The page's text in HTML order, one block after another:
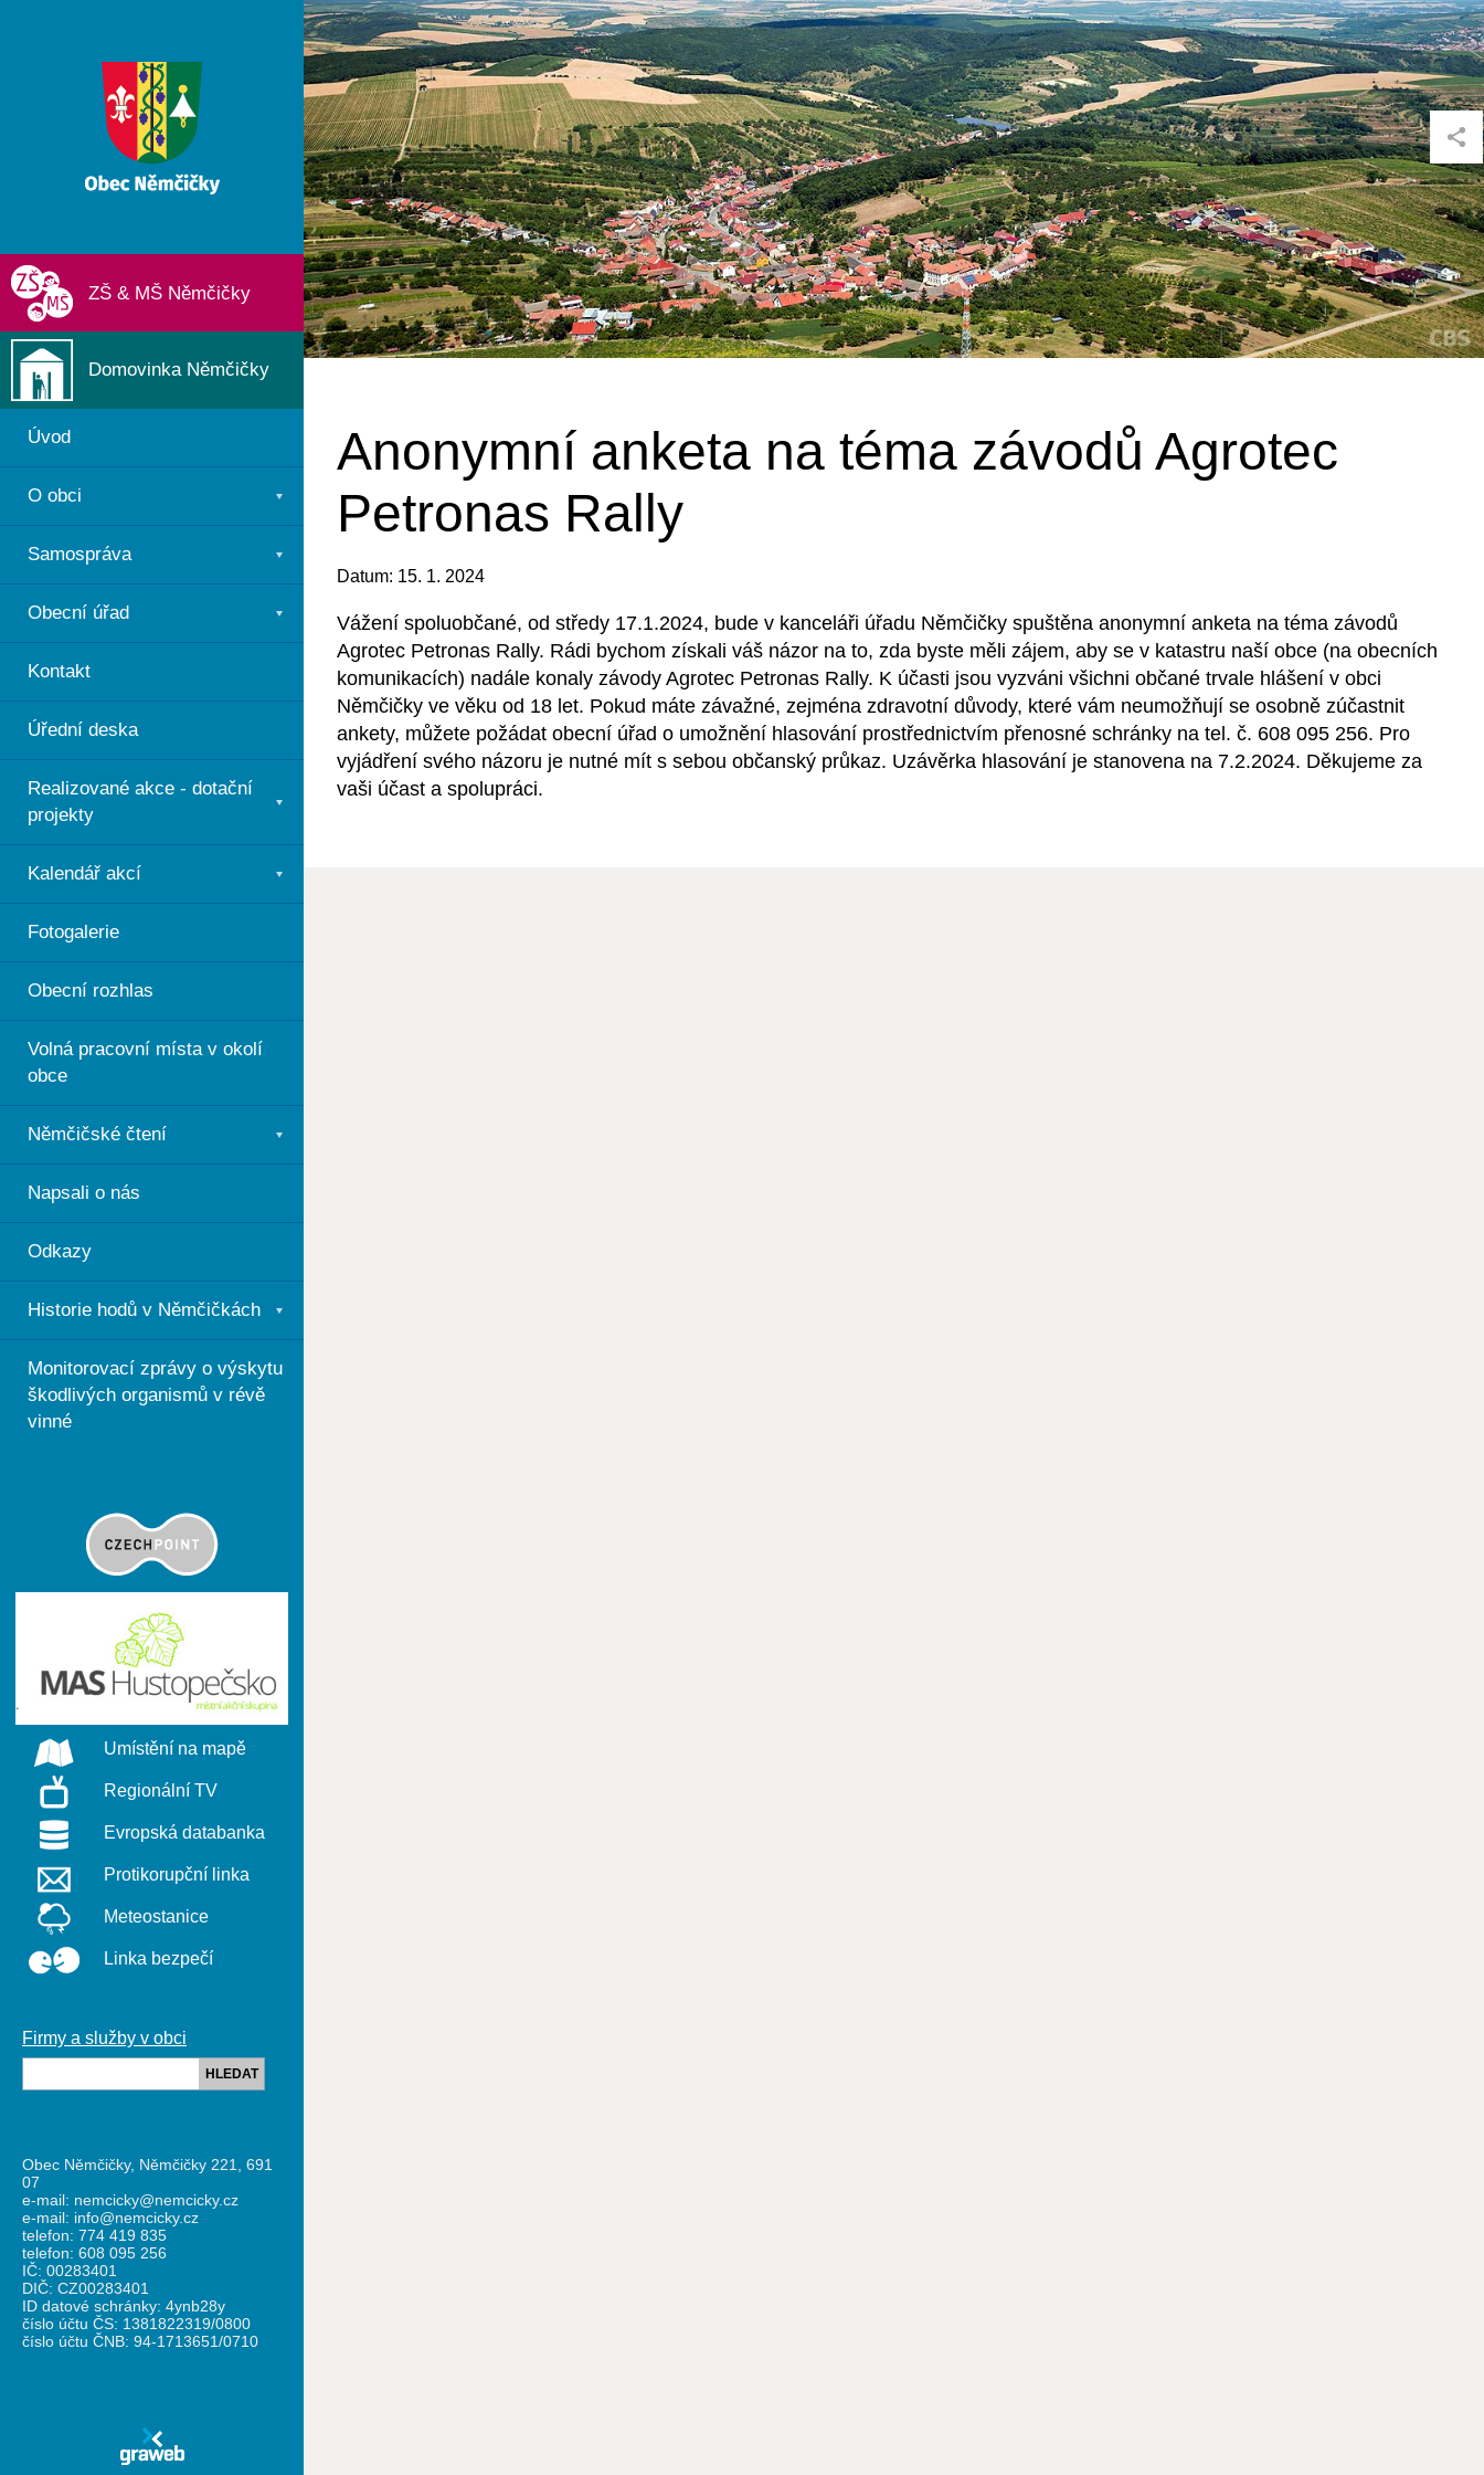
ZŠ & MŠ Němčičky
Domovinka Němčičky
Úvod
O obci
Samospráva
Obecní úřad
Kontakt
Úřední deska
Realizované akce - dotační
projekty
Kalendář akcí
Fotogalerie
Obecní rozhlas
Volná pracovní místa v okolí
obce
Němčičské čtení
Napsali o nás
Odkazy
Historie hodů v Němčičkách
Monitorovací zprávy o výskytu
škodlivých organismů v révě
vinné
Umístění na mapě
Regionální TV
Evropská databanka
Protikorupční linka
Meteostanice
Linka bezpečí
Firmy a služby v obci
HLEDAT
Obec Němčičky, Němčičky 221, 691
07
e-mail: nemcicky@nemcicky.cz
e-mail: info@nemcicky.cz
telefon: 774 419 835
telefon: 608 095 256
IČ: 00283401
DIČ: CZ00283401
ID datové schránky: 4ynb28y
číslo účtu ČS: 1381822319/0800
číslo účtu ČNB: 94-1713651/0710
Anonymní anketa na téma závodů Agrotec
Petronas Rally
Datum: 15. 1. 2024
Vážení spoluobčané, od středy 17.1.2024, bude v kanceláři úřadu Němčičky spuštěna anonymní anketa na téma závodů
Agrotec Petronas Rally. Rádi bychom získali váš názor na to, zda byste měli zájem, aby se v katastru naší obce (na obecních
komunikacích) nadále konaly závody Agrotec Petronas Rally. K účasti jsou vyzváni všichni občané trvale hlášení v obci
Němčičky ve věku od 18 let. Pokud máte závažné, zejména zdravotní důvody, které vám neumožňují se osobně zúčastnit
ankety, můžete požádat obecní úřad o umožnění hlasování prostřednictvím přenosné schránky na tel. č. 608 095 256. Pro
vyjádření svého názoru je nutné mít s sebou občanský průkaz. Uzávěrka hlasování je stanovena na 7.2.2024. Děkujeme za
vaši účast a spolupráci.